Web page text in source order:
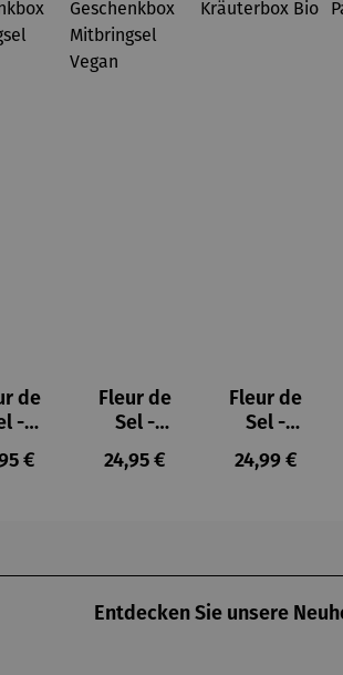
de
-
Preis:
€
Fleur de
Sel -
Geschenk
box
Regulärer Preis:
24,95 €
Fleur de
Sel -
Kräuterbo
x Bio
Regulärer
24,99 €
Entdecken Sie unsere